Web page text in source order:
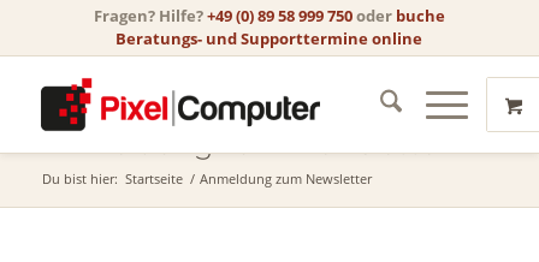
Fragen? Hilfe?+49 (0) 89 58 999 750oder buche
Beratungs- und Supporttermine online
Anmeldung zum Newsletter
Du bist hier: Startseite / Anmeldung zum Newsletter